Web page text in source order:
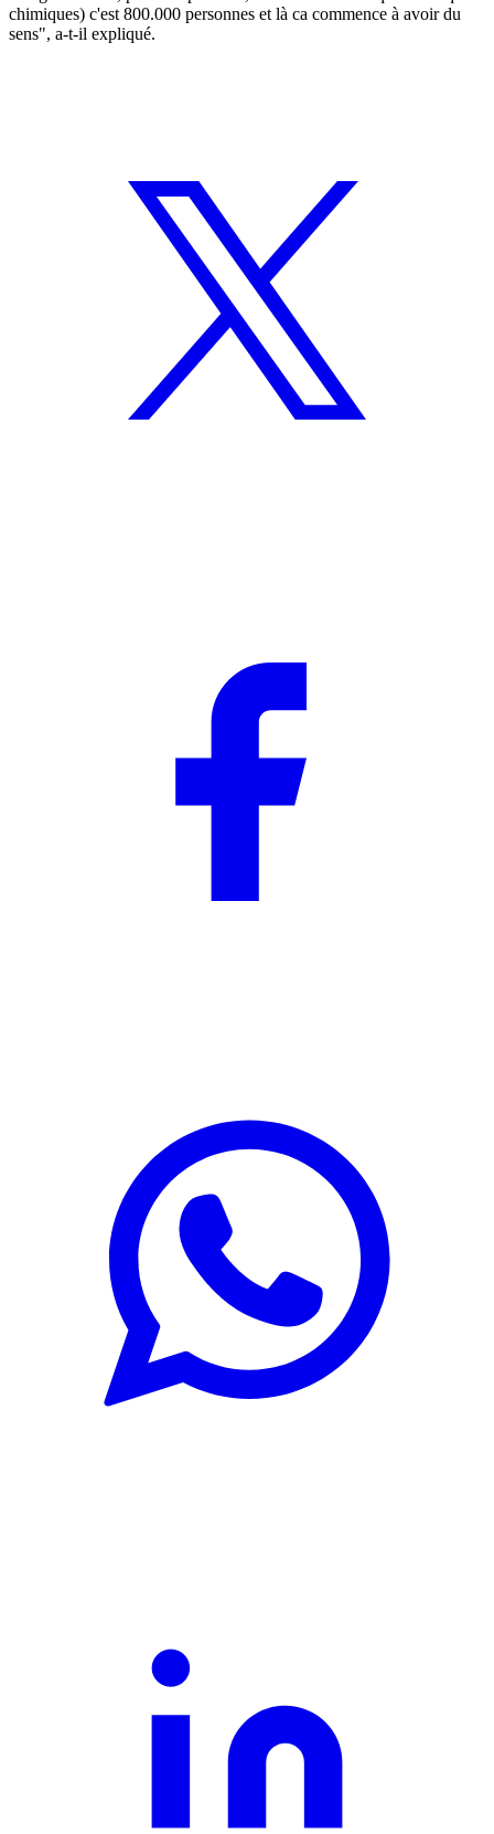
chimiques) c'est 800.000 personnes et là ca commence à avoir du
sens", a-t-il expliqué.